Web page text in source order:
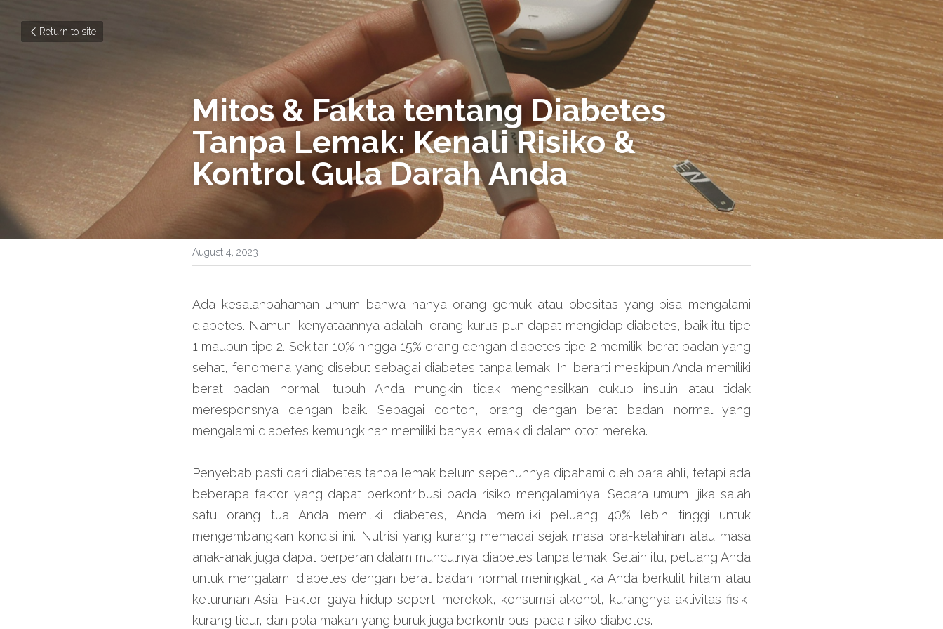
Return to site
Mitos & Fakta tentang Diabetes
Tanpa Lemak: Kenali Risiko &
Kontrol Gula Darah Anda
August 4, 2023
Ada kesalahpahaman umum bahwa hanya orang gemuk atau obesitas yang bisa mengalami
diabetes. Namun, kenyataannya adalah, orang kurus pun dapat mengidap diabetes, baik itu tipe
1 maupun tipe 2. Sekitar 10% hingga 15% orang dengan diabetes tipe 2 memiliki berat badan yang
sehat, fenomena yang disebut sebagai diabetes tanpa lemak. Ini berarti meskipun Anda memiliki
berat badan normal, tubuh Anda mungkin tidak menghasilkan cukup insulin atau tidak
meresponsnya dengan baik. Sebagai contoh, orang dengan berat badan normal yang
mengalami diabetes kemungkinan memiliki banyak lemak di dalam otot mereka.
Penyebab pasti dari diabetes tanpa lemak belum sepenuhnya dipahami oleh para ahli, tetapi ada
beberapa faktor yang dapat berkontribusi pada risiko mengalaminya. Secara umum, jika salah
satu orang tua Anda memiliki diabetes, Anda memiliki peluang 40% lebih tinggi untuk
mengembangkan kondisi ini. Nutrisi yang kurang memadai sejak masa pra-kelahiran atau masa
anak-anak juga dapat berperan dalam munculnya diabetes tanpa lemak. Selain itu, peluang Anda
untuk mengalami diabetes dengan berat badan normal meningkat jika Anda berkulit hitam atau
keturunan Asia. Faktor gaya hidup seperti merokok, konsumsi alkohol, kurangnya aktivitas fisik,
kurang tidur, dan pola makan yang buruk juga berkontribusi pada risiko diabetes.